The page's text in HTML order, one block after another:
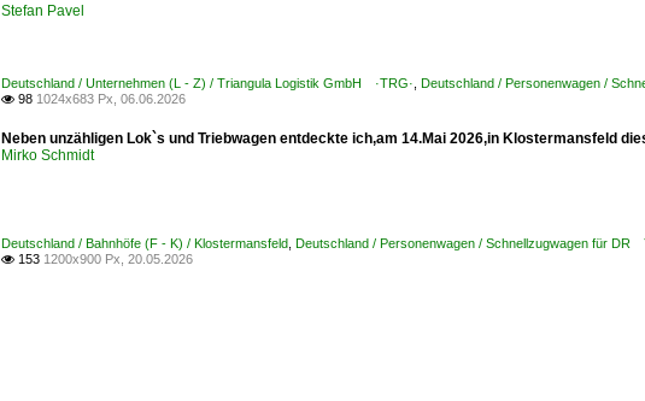
Stefan Pavel
Deutschland / Unternehmen (L - Z) / Triangula Logistik GmbH ·TRG· Deutschland / Personenwagen /
 98 1024x683 Px, 06.06.2026
Neben unzähligen Lok`s und Triebwagen entdeckte ich,am 14.Mai 2026,in Klostermansfeld
Mirko Schmidt
Deutschland / Bahnhöfe (F - K) / Klostermansfeld Deutschland / Personenwagen / Schnellzugwagen für
 153 1200x900 Px, 20.05.2026